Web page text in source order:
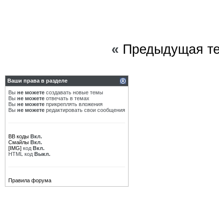
« Предыдущая
Ваши права в разделе
Вы не можете создавать новые темы
Вы не можете отвечать в темах
Вы не можете прикреплять вложения
Вы не можете редактировать свои сообщения
BB коды Вкл.
Смайлы Вкл.
[IMG] код Вкл.
HTML код Выкл.
Правила форума